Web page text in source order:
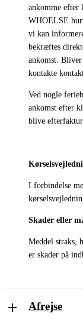
ankomme efter
WHOELSE
vi kan
bekræftes
ankomst. Bliver
kontakte
Ved nogle
ankomst efter
blive
I forbindelse
Skader eller
Meddel straks,
er skader på
Afrejse